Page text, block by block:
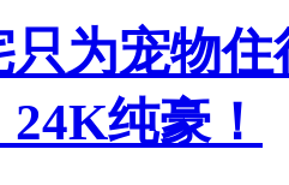
只为宠物
纯豪！